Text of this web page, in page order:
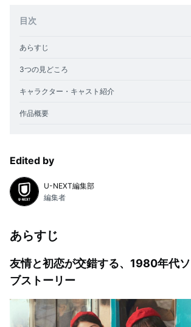
目次
あらすじ
3つの見どころ
キャラクター・キャスト紹介
作品概要
Edited by
U-NEXT編集部
編集者
あらすじ
友情と初恋が交錯する、1980年代
ブストーリー